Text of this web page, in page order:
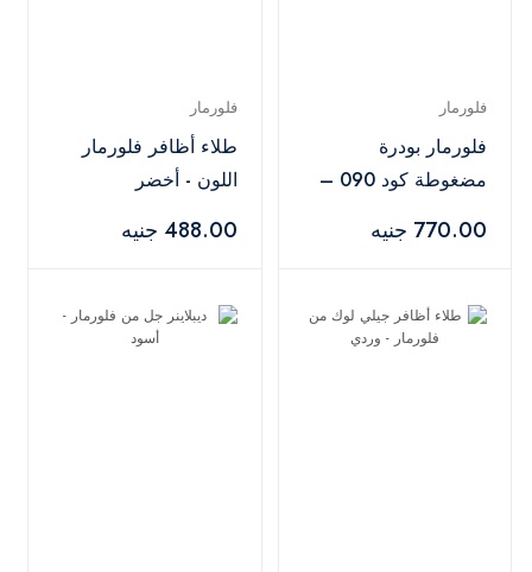
فلورمار
فلورمار بودرة
مضغوطة كود 090 –
770.00 جنيه
فلورمار
طلاء أظافر فلورمار
اللون - أخضر
488.00 جنيه